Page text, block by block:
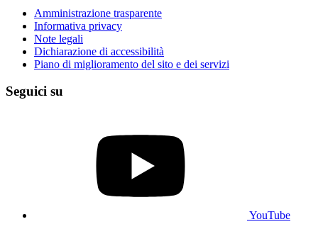
Amministrazione trasparente
Informativa privacy
Note legali
Dichiarazione di accessibilità
Piano di miglioramento del sito e dei servizi
Seguici su
YouTube